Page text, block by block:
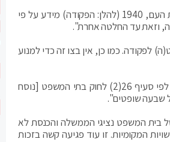
"ניתן בזה צו ביניים המורה למשיב 2 להימנע מלדרוש בהתאם לסעיף 20ט(י) לפקודת בריאות העם, 1940 (להלן: הפקודה) מידע על פי
כי אין בצו הביניים כדי למנוע גיבוש הנחיות מטעם המשיב 2 בהתאם להוראות סעיף 20ט(ה) לפקודה. כמו כן, אין בצו זה כדי למנוע
"הדיון בהתנגדות לצו על-תנאי יתקיים ביום שלישי, 16.3.2021, בשעה 09:00. מכוח סמכותנו לפי סעיף 26(2) לחוק בתי המשפט [נוסח
של בית המשפט נציגי הממשלה והכנסת לא
המקומיות. זו עוד פגיעה קשה בזכות